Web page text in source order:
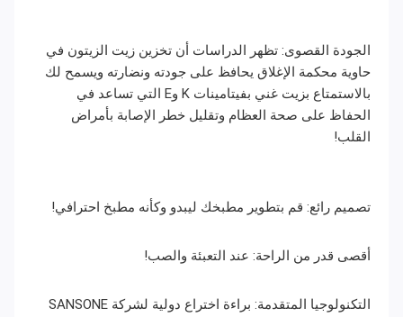
الجودة القصوى: تظهر الدراسات أن تخزين زيت الزيتون في
حاوية محكمة الإغلاق يحافظ على جودته ونضارته ويسمح لك
بالاستمتاع بزيت غني بفيتامينات K وE التي تساعد في
الحفاظ على صحة العظام وتقليل خطر الإصابة بأمراض
القلب!
تصميم رائع: قم بتطوير مطبخك ليبدو وكأنه مطبخ احترافي!
أقصى قدر من الراحة: عند التعبئة والصب!
التكنولوجيا المتقدمة: براءة اختراع دولية لشركة SANSONE